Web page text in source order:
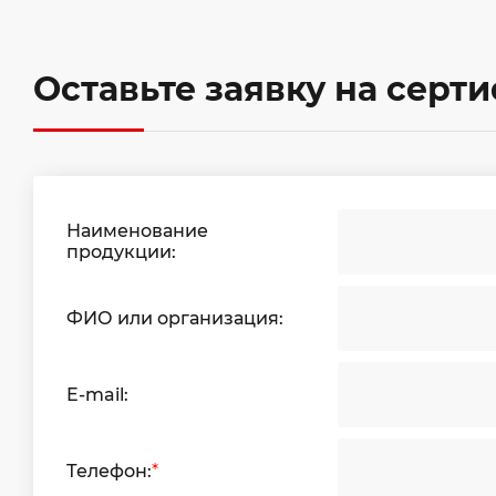
Оставьте заявку на
Наименование
продукции:
ФИО или организация:
E-mail:
Телефон:*